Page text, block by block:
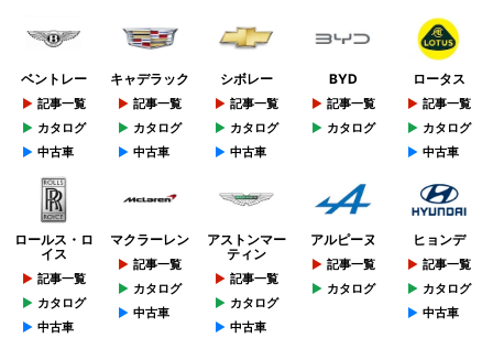
ベントレー
記事一覧
カタログ
中古車
キャデラック
記事一覧
カタログ
中古車
シボレー
記事一覧
カタログ
中古車
BYD
記事一覧
カタログ
ロータス
記事一覧
カタログ
中古車
ロールス・ロ
イス
記事一覧
カタログ
中古車
マクラーレン
記事一覧
カタログ
中古車
アストンマー
ティン
記事一覧
カタログ
中古車
アルピーヌ
記事一覧
カタログ
ヒョンデ
記事一覧
カタログ
中古車